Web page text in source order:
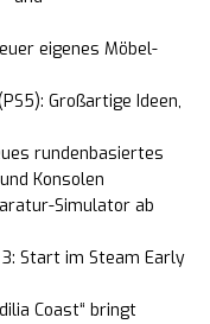
eigenes Möbel-
Großartige Ideen,
rundenbasiertes
Konsolen
Simulator ab
Start im Steam Early
Coast“ bringt